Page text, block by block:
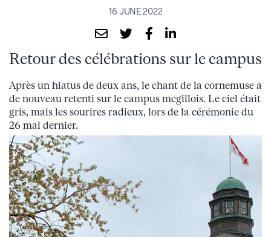
16 JUNE 2022
Retour des célébrations sur le campus
Après un hiatus de deux ans, le chant de la cornemuse a
de nouveau retenti sur le campus mcgillois. Le ciel était
gris, mais les sourires radieux, lors de la cérémonie du
26 mai dernier.